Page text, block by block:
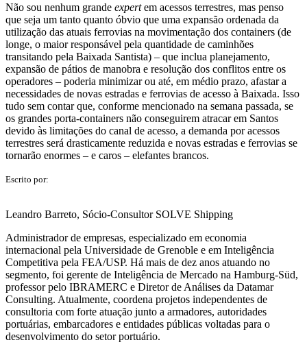
Não sou nenhum grande expertem acessos terrestres, mas penso
que seja um tanto quanto óbvio que uma expansão ordenada da
utilização das atuais ferrovias na movimentação dos containers (de
longe, o maior responsável pela quantidade de caminhões
transitando pela Baixada Santista) – que inclua planejamento,
expansão de pátios de manobra e resolução dos conflitos entre os
operadores – poderia minimizar ou até, em médio prazo, afastar a
necessidades de novas estradas e ferrovias de acesso à Baixada. Isso
tudo sem contar que, conforme mencionado na semana passada, se
os grandes porta-containers não conseguirem atracar em Santos
devido às limitações do canal de acesso, a demanda por acessos
terrestres será drasticamente reduzida e novas estradas e ferrovias se
tornarão enormes – e caros – elefantes brancos.
Escrito por:
Leandro Barreto, Sócio-Consultor SOLVE Shipping
Administrador de empresas, especializado em economia
internacional pela Universidade de Grenoble e em Inteligência
Competitiva pela FEA/USP. Há mais de dez anos atuando no
segmento, foi gerente de Inteligência de Mercado na Hamburg-Süd,
professor pelo IBRAMERC e Diretor de Análises da Datamar
Consulting. Atualmente, coordena projetos independentes de
consultoria com forte atuação junto a armadores, autoridades
portuárias, embarcadores e entidades públicas voltadas para o
desenvolvimento do setor portuário.